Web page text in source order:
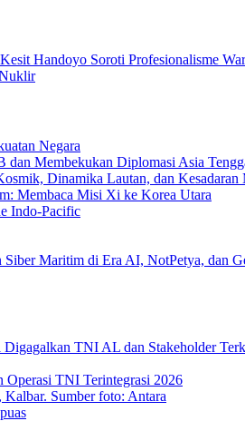
Handoyo Soroti Profesionalisme
Negara
Membekukan Diplomasi Asia
Dinamika Lautan, dan
Membaca Misi Xi ke Korea Utara
Indo-Pacific
Siber Maritim di Era AI, NotPetya, dan
TNI AL dan Stakeholder
TNI Terintegrasi 2026